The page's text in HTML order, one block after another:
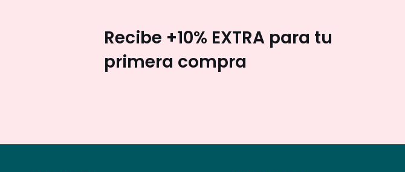
Recibe +10% EXTRA para tu
primera compra